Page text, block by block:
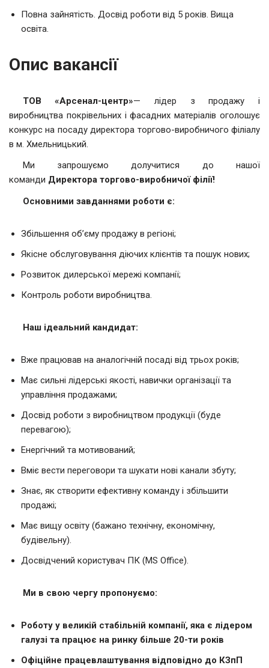
Повна зайнятість. Досвід роботи від 5 років. Вища
освіта.
Опис вакансії
ТОВ «Арсенал-центр»— лідер з продажу і
виробництва покрівельних і фасадних матеріалів оголошує
конкурс на посаду директора торгово-виробничого філіалу
в м. Хмельницький.
Ми запрошуємо долучитися до нашої
команди Директора торгово-виробничої філії!
Основними завданнями роботи є:
Збільшення об’єму продажу в регіоні;
Якісне обслуговування діючих клієнтів та пошук нових;
Розвиток дилерської мережі компанії;
Контроль роботи виробництва.
Наш ідеальний кандидат:
Вже працював на аналогічній посаді від трьох років;
Має сильні лідерські якості, навички організації та
управління продажами;
Досвід роботи з виробництвом продукції (буде
перевагою);
Енергічний та мотивований;
Вміє вести переговори та шукати нові канали збуту;
Знає, як створити ефективну команду і збільшити
продажі;
Має вищу освіту (бажано технічну, економічну,
будівельну).
Досвідчений користувач ПК (MS Office).
Ми в свою чергу пропонуємо:
Роботу у великій стабільній компанії, яка є лідером
галузі та працює на ринку більше 20-ти років
Офіційне працевлаштування відповідно до КЗпП